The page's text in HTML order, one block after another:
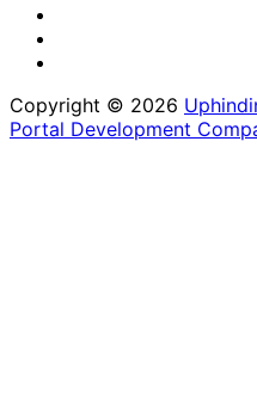
Copyright © 2026
Portal Development